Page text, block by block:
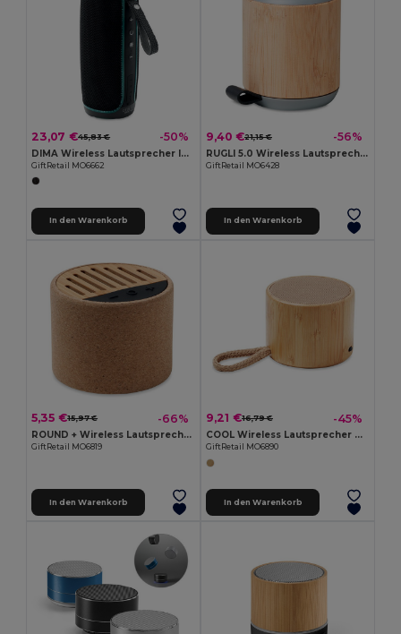
23,07 €45,83 € -50%
DIMA Wireless Lautsprecher IPX4
GiftRetail MO6662
In den Warenkorb
9,40 €21,15 € -56%
RUGLI 5.0 Wireless Lautsprecher
GiftRetail MO6428
In den Warenkorb
5,35 €15,97 € -66%
ROUND + Wireless Lautsprecher Kork
GiftRetail MO6819
In den Warenkorb
9,21 €16,79 € -45%
COOL Wireless Lautsprecher Bambus
GiftRetail MO6890
In den Warenkorb